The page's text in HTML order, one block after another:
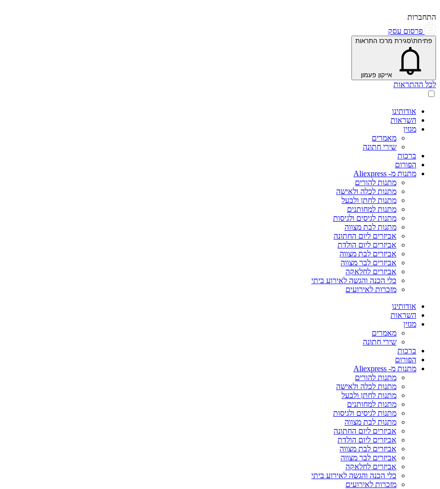
התחברות
פרסום עסק
פתיחת\סגירת מרכז התראות
אייקון פעמון
לכל ההתראות
אודותינו
השראות
מגזין
מאמרים
שירי חתונה
ברכות
הפורום
מתנות מ- Aliexpress
מתנות להורים
מתנות לכלה ולאישה
מתנות לחתן ולבעל
מתנות למחותנים
מתנות לגיסים ולגיסות
מתנות לבת מצווה
אביזרים ליום החתונה
אביזרים ליום הולדת
אביזרים לבת מצווה
אביזרים לבר מצווה
אביזרים לחלאקה
כלי הכנה והגשה לאירוע ביתי
מזכרות לאירועים
אודותינו
השראות
מגזין
מאמרים
שירי חתונה
ברכות
הפורום
מתנות מ- Aliexpress
מתנות להורים
מתנות לכלה ולאישה
מתנות לחתן ולבעל
מתנות למחותנים
מתנות לגיסים ולגיסות
מתנות לבת מצווה
אביזרים ליום החתונה
אביזרים ליום הולדת
אביזרים לבת מצווה
אביזרים לבר מצווה
אביזרים לחלאקה
כלי הכנה והגשה לאירוע ביתי
מזכרות לאירועים